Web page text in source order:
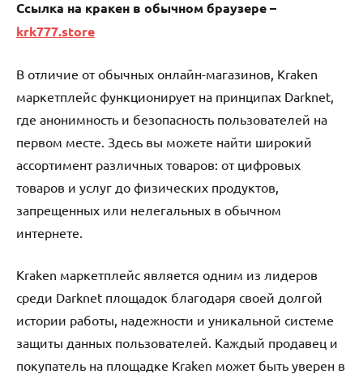
Ссылка на кракен в обычном браузере –
krk777.store
В отличие от обычных онлайн-магазинов, Kraken
маркетплейс функционирует на принципах Darknet,
где анонимность и безопасность пользователей на
первом месте. Здесь вы можете найти широкий
ассортимент различных товаров: от цифровых
товаров и услуг до физических продуктов,
запрещенных или нелегальных в обычном
интернете.
Kraken маркетплейс является одним из лидеров
среди Darknet площадок благодаря своей долгой
истории работы, надежности и уникальной системе
защиты данных пользователей. Каждый продавец и
покупатель на площадке Kraken может быть уверен в